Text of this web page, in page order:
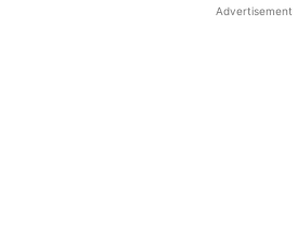
Advertisement